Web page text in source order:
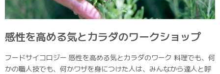
感性を高める気とカラダのワークショップ
フードサイコロジー 感性を高める気とカラダのワーク 料理でも、何
かの職人技でも、何かワザを身につけた人は、みんなから達人と呼